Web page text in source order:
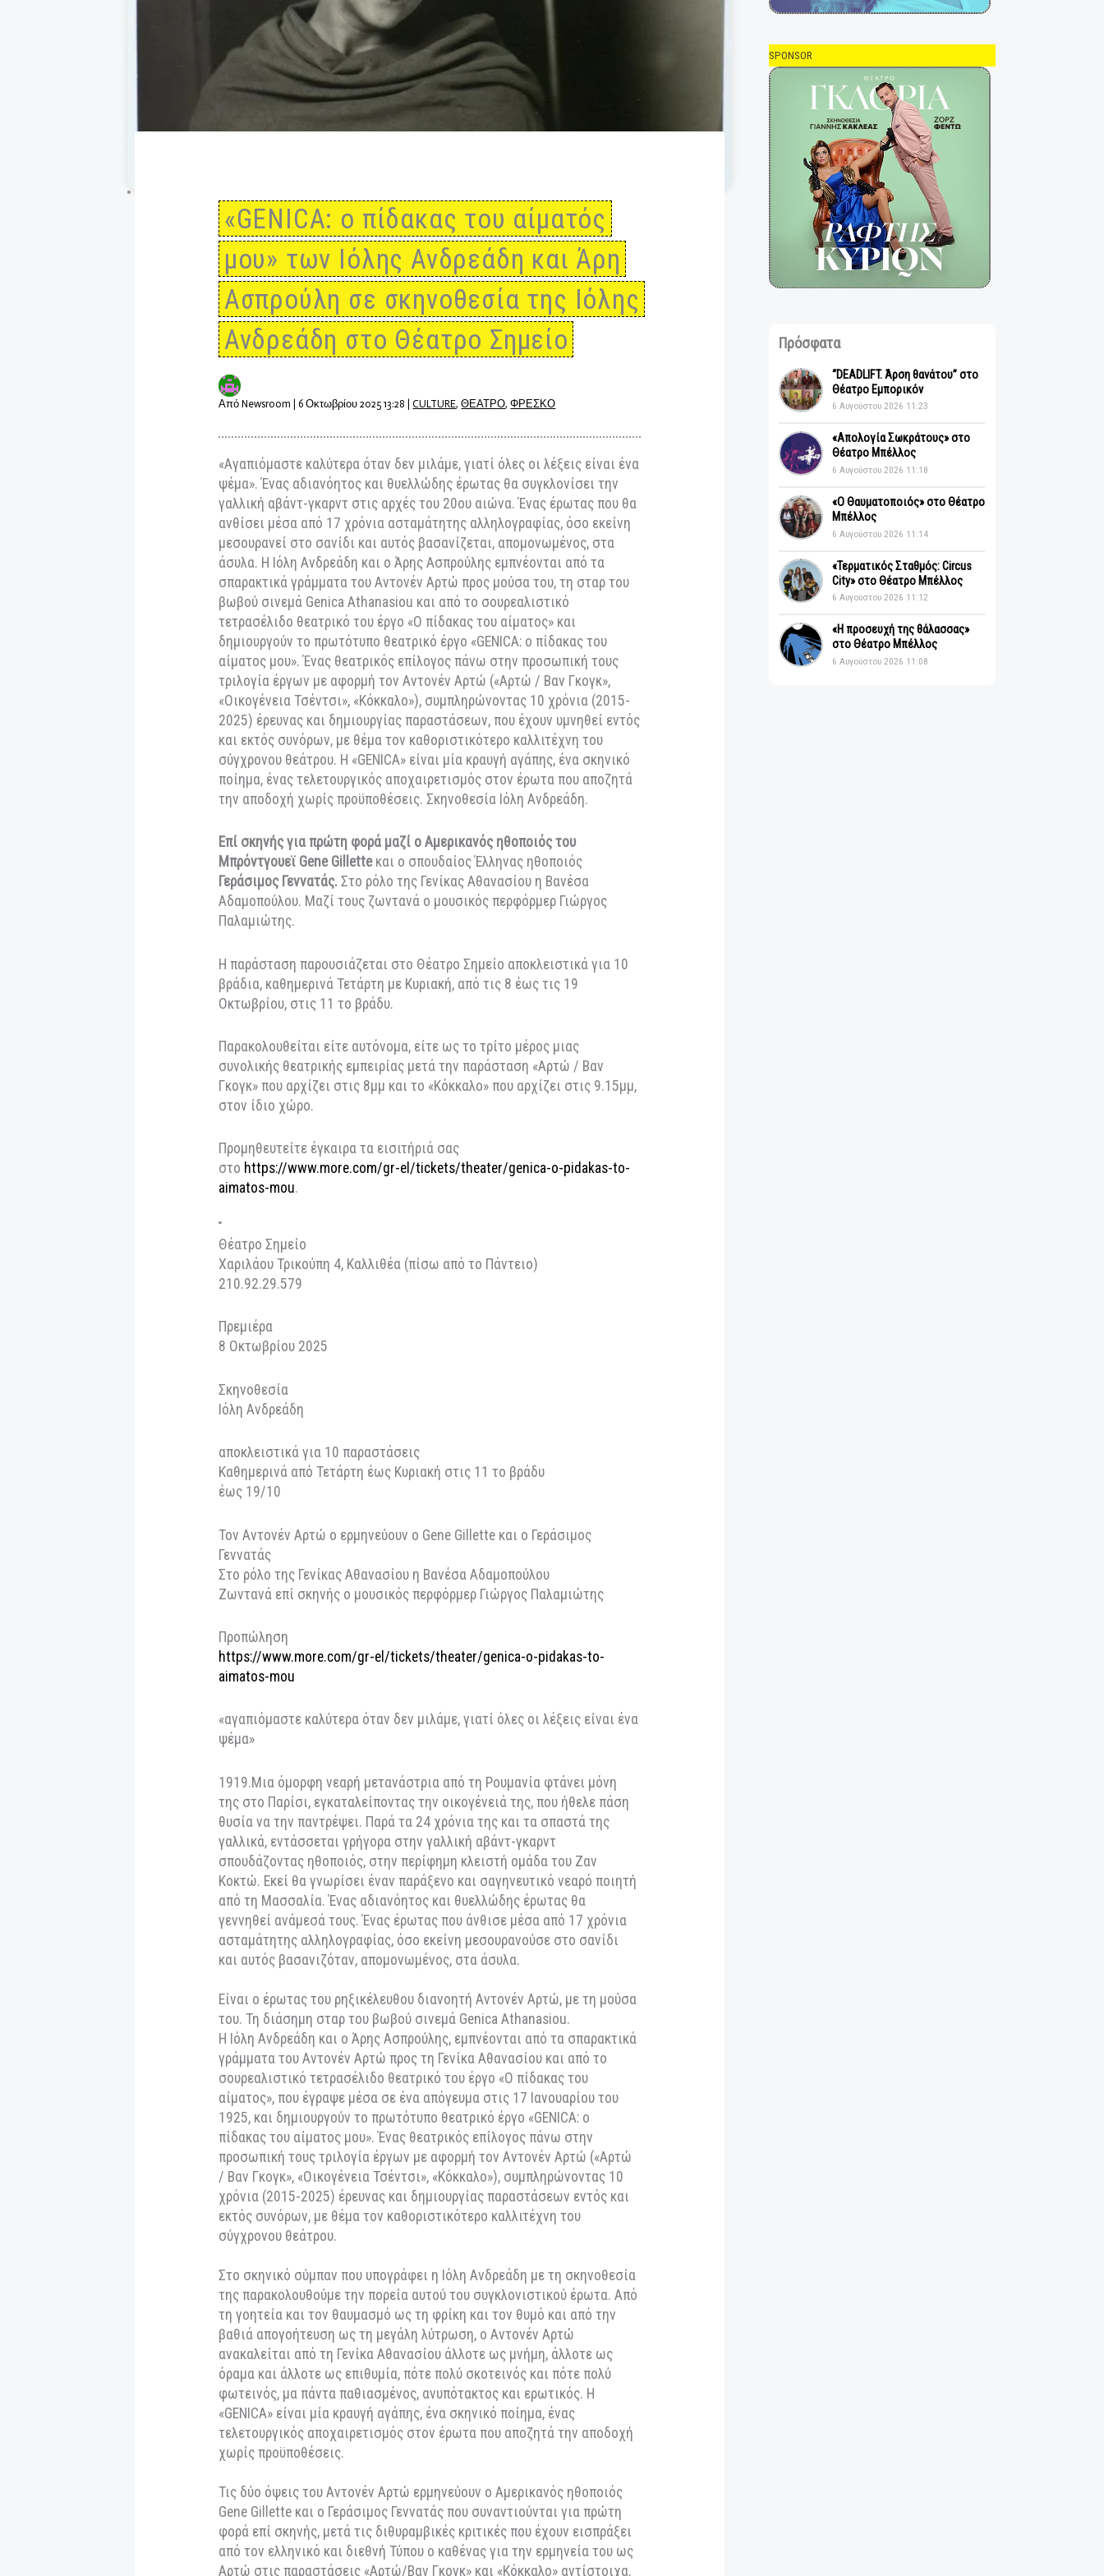
«GENICA: ο πίδακας του αίματός
μου» των Ιόλης Ανδρεάδη και Άρη
Ανδρεάδη στο Θέατρο Σημείο
ΑπόNewsroom|6 Οκτωβρίου 2025 13:28 |CULTURE,ΘΕΑΤΡΟ,ΦΡΕΣΚΟ
«Αγαπιόμαστε καλύτερα όταν δεν μιλάμε, γιατί όλες οι λέξεις είναι ένα
ψέμα». Ένας αδιανόητος και θυελλώδης έρωτας θα συγκλονίσει την
γαλλική αβάντ-γκαρντ στις αρχές του 20ου αιώνα. Ένας έρωτας που θα
ανθίσει μέσα από 17 χρόνια ασταμάτητης αλληλογραφίας, όσο εκείνη
μεσουρανεί στο σανίδι και αυτός βασανίζεται, απομονωμένος, στα
άσυλα. Η Ιόλη Ανδρεάδη και ο Άρης Ασπρούλης εμπνέονται από τα
σπαρακτικά γράμματα του Αντονέν Αρτώ προς μούσα του, τη σταρ του
βωβού σινεμά Genica Athanasiou και από το σουρεαλιστικό
τετρασέλιδο θεατρικό του έργο «Ο πίδακας του αίματος» και
δημιουργούν το πρωτότυπο θεατρικό έργο «GENICA: ο πίδακας του
αίματος μου». Ένας θεατρικός επίλογος πάνω στην προσωπική τους
τριλογία έργων με αφορμή τον Αντονέν Αρτώ («Αρτώ / Βαν Γκογκ»,
2025) έρευνας και δημιουργίας παραστάσεων, που έχουν υμνηθεί εντός
και εκτός συνόρων, με θέμα τον καθοριστικότερο καλλιτέχνη του
σύγχρονου θεάτρου. Η «GENICA» είναι μία κραυγή αγάπης, ένα σκηνικό
ποίημα, ένας τελετουργικός αποχαιρετισμός στον έρωτα που αποζητά
την αποδοχή χωρίς προϋποθέσεις. Σκηνοθεσία Ιόλη Ανδρεάδη.
Επί σκηνής για πρώτη φορά μαζί ο Αμερικανός ηθοποιός του
Μπρόντγουεϊ Gene Gillette
και ο σπουδαίος Έλληνας ηθοποιός
Αδαμοπούλου. Μαζί τους ζωντανά ο μουσικός περφόρμερ Γιώργος
Παλαμιώτης.
Η παράσταση παρουσιάζεται στο Θέατρο Σημείο αποκλειστικά για 10
Οκτωβρίου, στις 11 το βράδυ.
Γκογκ» που αρχίζει στις 8μμ και το «Κόκκαλο» που αρχίζει στις 9.15μμ,
στον ίδιο χώρο.
Προμηθευτείτε έγκαιρα τα εισιτήριά σας
στοhttps://www.more.com/gr-el/tickets/theater/genica-o-pidakas-to-
aimatos-mou
Θέατρο Σημείο
Χαριλάου Τρικούπη 4, Καλλιθέα (πίσω από το Πάντειο)
210.92.29.579
8 Οκτωβρίου 2025
Σκηνοθεσία
Ιόλη Ανδρεάδη
αποκλειστικά για 10 παραστάσεις
Καθημερινά από Τετάρτη έως Κυριακή στις 11 το βράδυ
Τον Αντονέν Αρτώ ο ερμηνεύουν ο Gene Gillette και ο Γεράσιμος
Στο ρόλο της Γενίκας Αθανασίου η Βανέσα Αδαμοπούλου
Ζωντανά επί σκηνής ο μουσικός περφόρμερ Γιώργος Παλαμιώτης
Προπώληση
https://www.more.com/gr-el/tickets/theater/genica-o-pidakas-to-
aimatos-mou
«αγαπιόμαστε καλύτερα όταν δεν μιλάμε, γιατί όλες οι λέξεις είναι ένα
ψέμα»
1919.Μια όμορφη νεαρή μετανάστρια από τη Ρουμανία φτάνει μόνη
της στο Παρίσι, εγκαταλείποντας την οικογένειά της, που ήθελε πάση
θυσία να την παντρέψει. Παρά τα 24 χρόνια της και τα σπαστά της
γαλλικά, εντάσσεται γρήγορα στην γαλλική αβάντ-γκαρντ
σπουδάζοντας ηθοποιός, στην περίφημη κλειστή ομάδα του Ζαν
Κοκτώ. Εκεί θα γνωρίσει έναν παράξενο και σαγηνευτικό νεαρό ποιητή
από τη Μασσαλία. Ένας αδιανόητος και θυελλώδης έρωτας θα
γεννηθεί ανάμεσά τους. Ένας έρωτας που άνθισε μέσα από 17 χρόνια
ασταμάτητης αλληλογραφίας, όσο εκείνη μεσουρανούσε στο σανίδι
και αυτός βασανιζόταν, απομονωμένος, στα άσυλα.
του. Τη διάσημη σταρ του βωβού σινεμά Genica Athanasiou.
Η Ιόλη Ανδρεάδη και ο Άρης Ασπρούλης, εμπνέονται από τα σπαρακτικά
γράμματα του Αντονέν Αρτώ προς τη Γενίκα Αθανασίου και από το
σουρεαλιστικό τετρασέλιδο θεατρικό του έργο «Ο πίδακας του
αίματος», που έγραψε μέσα σε ένα απόγευμα στις 17 Ιανουαρίου του
1925, και δημιουργούν το πρωτότυπο θεατρικό έργο «GENICA: ο
πίδακας του αίματος μου». Ένας θεατρικός επίλογος πάνω στην
προσωπική τους τριλογία έργων με αφορμή τον Αντονέν Αρτώ («Αρτώ
/ Βαν Γκογκ», «Οικογένεια Τσέντσι», «Κόκκαλο»), συμπληρώνοντας 10
χρόνια (2015-2025) έρευνας και δημιουργίας παραστάσεων εντός και
εκτός συνόρων, με θέμα τον καθοριστικότερο καλλιτέχνη του
σύγχρονου θεάτρου.
Στο σκηνικό σύμπαν που υπογράφει η Ιόλη Ανδρεάδη με τη σκηνοθεσία
SPONSOR
Θέατρο Εμπορικόν
«Απολογία Σωκράτους» στο
6 Αυγούστου 2026 11:18
«Ο Θαυματοποιός» στο Θέατρο
6 Αυγούστου 2026 11:14
«Τερματικός Σταθμός: Circus